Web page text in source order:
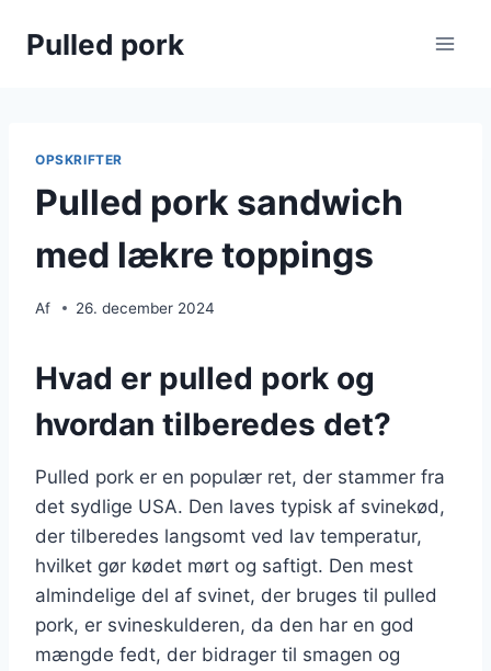
Pulled pork
OPSKRIFTER
Pulled pork sandwich
med lækre toppings
Af 26. december 2024
Hvad er pulled pork og
hvordan tilberedes det?
Pulled pork er en populær ret, der stammer fra
det sydlige USA. Den laves typisk af svinekød,
der tilberedes langsomt ved lav temperatur,
hvilket gør kødet mørt og saftigt. Den mest
almindelige del af svinet, der bruges til pulled
pork, er svineskulderen, da den har en god
mængde fedt, der bidrager til smagen og